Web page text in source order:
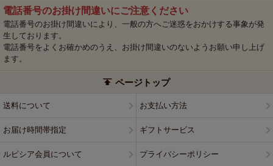
電話番号のお掛け間違いにご注意ください
電話番号のお掛け間違いにより、一般の方へご迷惑をおかけする事象が発
生しております。
電話番号をよくお確かめのうえ、お掛け間違いのないようお願い申し上げ
ます。
ページトップ
送料について お支払い方法
お届け時間帯指定 ギフトサービス
ルピシア会員について プライバシーポリシー